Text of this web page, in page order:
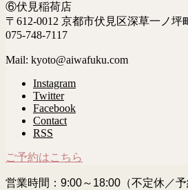
⑥伏見稲荷店
〒612-0012 京都市伏見区深草一ノ坪
075-748-7117
Mail: kyoto@aiwafuku.com
Instagram
Twitter
Facebook
Contact
RSS
ご予約はこちら
営業時間：9:00～18:00（不定休／予